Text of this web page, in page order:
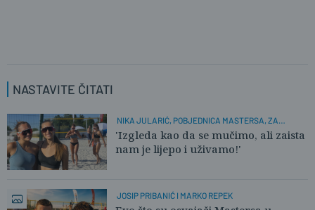
NASTAVITE ČITATI
NIKA JULARIĆ, POBJEDNICA MASTERSA, ZA
PLUSPORTAL:
'Izgleda kao da se mučimo, ali zaista
nam je lijepo i uživamo!'
JOSIP PRIBANIĆ I MARKO REPEK